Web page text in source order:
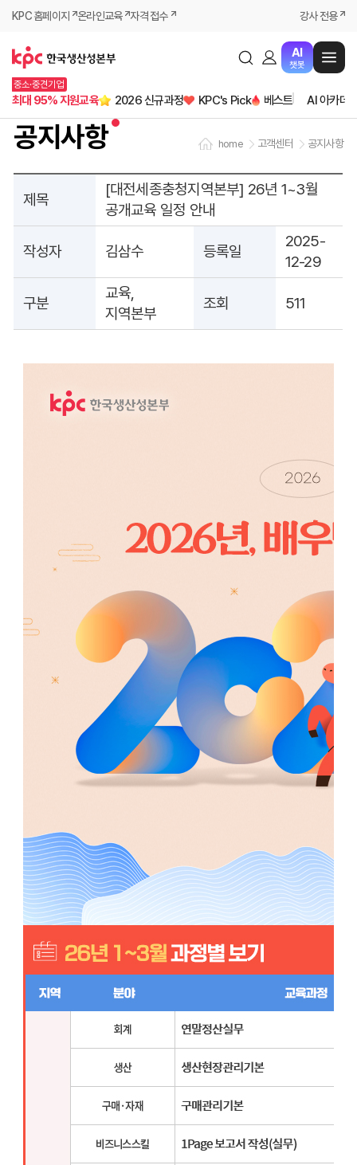
KPC 홈페이지 온라인교육 자격 접수 강사 전용
AI
챗봇
중소·중견기업
최대 95% 지원교육 2026 신규과정 KPC's Pick 베스트 AI 아카데
home 고객센터 공지사항
공지사항
제목
[대전세종충청지역본부] 26년 1~3월
공개교육 일정 안내
작성자 김삼수 등록일
2025-
12-29
구분
교육,
지역본부
조회 511